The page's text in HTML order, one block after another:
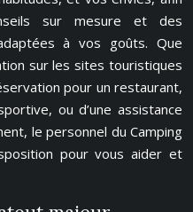
sur mesure et des
à vos goûts. Que
sur les sites touristiques
pour un restaurant,
ou d’une assistance
le personnel du Camping
pour vous aider et